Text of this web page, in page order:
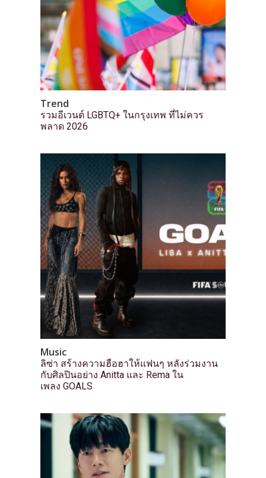
Trend
รวมอีเวนต์ LGBTQ+ ในกรุงเทพ ที่ไม่ควร
พลาด 2026
Music
ลิซ่า สร้างความฮือฮาให้แฟนๆ หลังร่วมงาน
กับศิลปินอย่าง Anitta และ Rema ใน
เพลง GOALS